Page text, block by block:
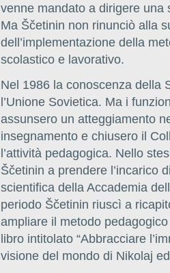
venne mandato a dirigere una
Ma Ščetinin non rinunciò alla
dell’implementazione della
scolastico e lavorativo.
Nel 1986 la conoscenza della
l’Unione Sovietica. Ma i
assunsero un atteggiamento
insegnamento e chiusero il
l’attività pedagogica. Nello
Ščetinin a prendere l’incarico
scientifica della Accademia
periodo Ščetinin riuscì a
ampliare il metodo
libro intitolato “Abbracciare
visione del mondo di Nikolaj